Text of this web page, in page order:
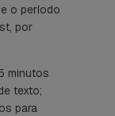
o período
, por
minutos
texto;
para